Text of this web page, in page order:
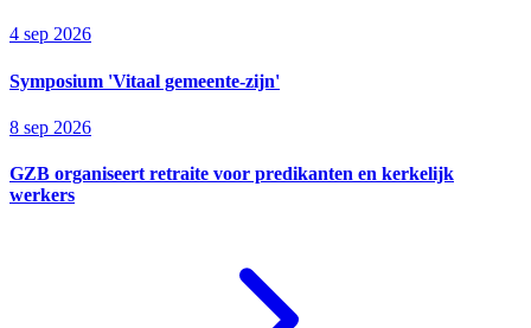
4 sep 2026
Symposium 'Vitaal gemeente-zijn'
8 sep 2026
GZB organiseert retraite voor predikanten en kerkelijk
werkers